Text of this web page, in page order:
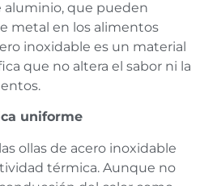
aluminio, que pueden
metal en los alimentos
inoxidable es un material
que no altera el sabor ni la
uniforme
ollas de acero inoxidable
térmica. Aunque no